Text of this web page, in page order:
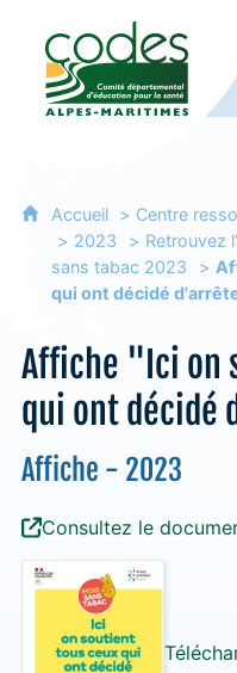
CoDES
Accueil Centre
2023
Retrouvez
sans tabac 2023
qui ont décidé
Affiche "Ici on
qui ont
Affiche - 2023
Consultez le